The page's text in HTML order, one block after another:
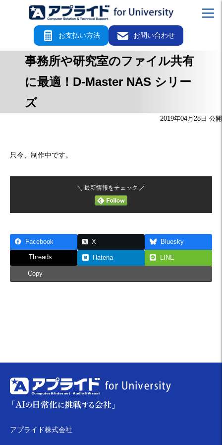
お支払い方法 お問い合わせ
事務所や研究室のファイル共有
に最適！D-Master NAS シリー
ズ
2019年04月28日 公開
只今、制作中です。
＼ 最新情報をチェック ／
Facebook X Bluesky
Threads Hatena LINE
Copy
アプライド株式会社